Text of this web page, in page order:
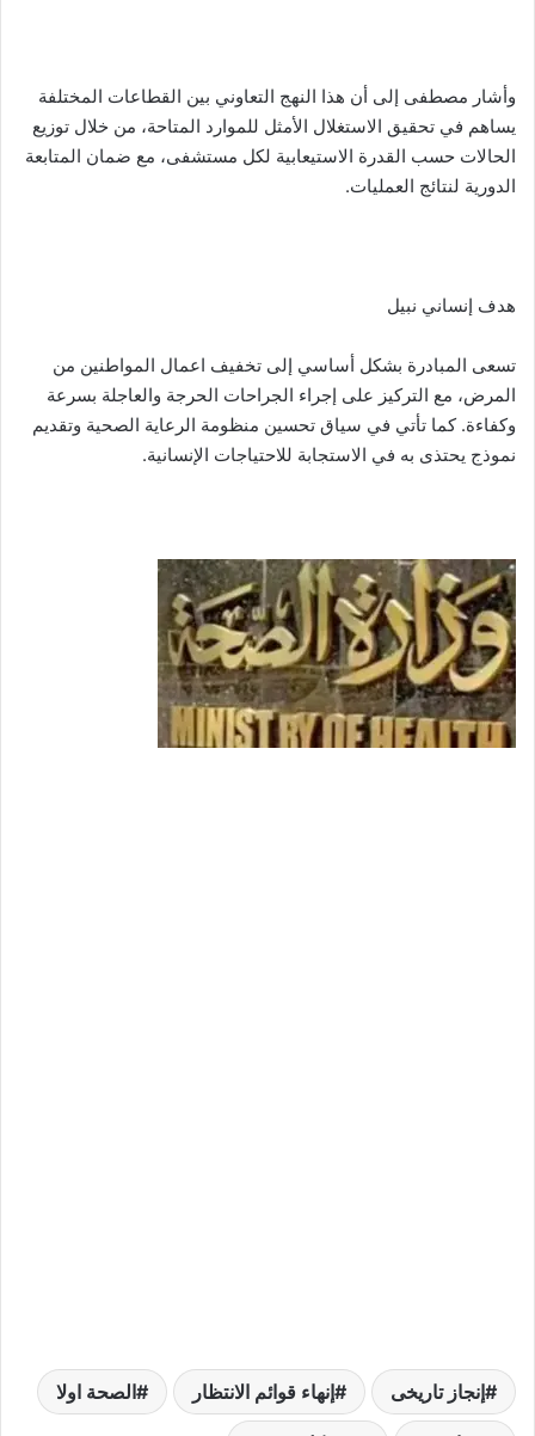
وأشار مصطفى إلى أن هذا النهج التعاوني بين القطاعات المختلفة
يساهم في تحقيق الاستغلال الأمثل للموارد المتاحة، من خلال توزيع
الحالات حسب القدرة الاستيعابية لكل مستشفى، مع ضمان المتابعة
الدورية لنتائج العمليات.
هدف إنساني نبيل
تسعى المبادرة بشكل أساسي إلى تخفيف اعمال المواطنين من
المرض، مع التركيز على إجراء الجراحات الحرجة والعاجلة بسرعة
وكفاءة. كما تأتي في سياق تحسين منظومة الرعاية الصحية وتقديم
نموذج يحتذى به في الاستجابة للاحتياجات الإنسانية.
إنجاز تاريخى إنهاء قوائم الانتظار الصحة اولا